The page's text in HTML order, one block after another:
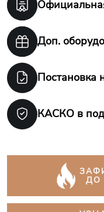
Доп.
Постановка
КАСКО в
ДО